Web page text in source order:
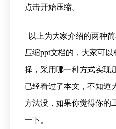
点击开始压缩。
以上为大家介绍的两种
压缩ppt文档的，大家可
择，采用哪一种方式实现
已经看过了本文，不知道
方法没，如果你觉得你的
一下。